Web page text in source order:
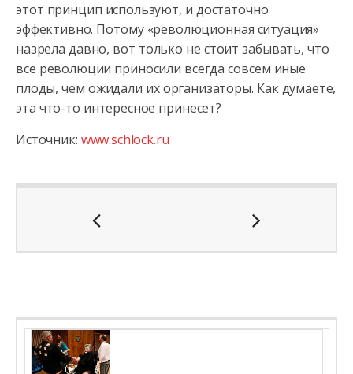
этот принцип используют, и достаточно
эффективно. Потому «революционная ситуация»
назрела давно, вот только не стоит забывать, что
все революции приносили всегда совсем иные
плоды, чем ожидали их организаторы. Как думаете,
эта что-то интересное принесет?
Источник: www.schlock.ru